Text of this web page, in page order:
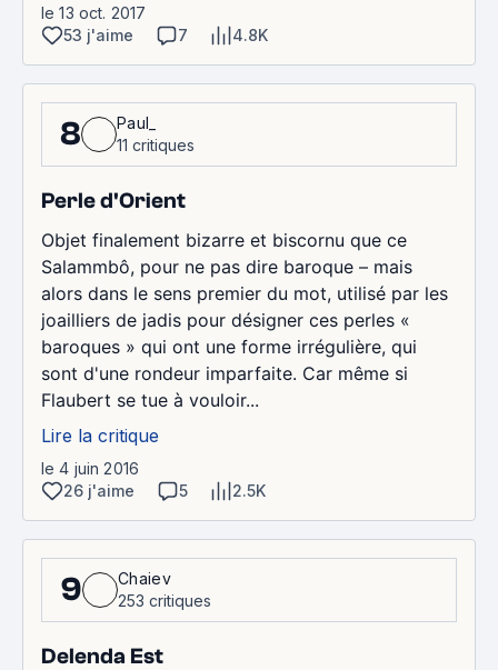
le 13 oct. 2017
53 j'aime
7 4.8K
8
Paul_
11 critiques
Perle d'Orient
Objet finalement bizarre et biscornu que ce
Salammbô, pour ne pas dire baroque – mais
alors dans le sens premier du mot, utilisé par les
joailliers de jadis pour désigner ces perles «
baroques » qui ont une forme irrégulière, qui
sont d'une rondeur imparfaite. Car même si
Flaubert se tue à vouloir...
Lire la critique
le 4 juin 2016
26 j'aime
5 2.5K
9
Chaiev
253 critiques
Delenda Est